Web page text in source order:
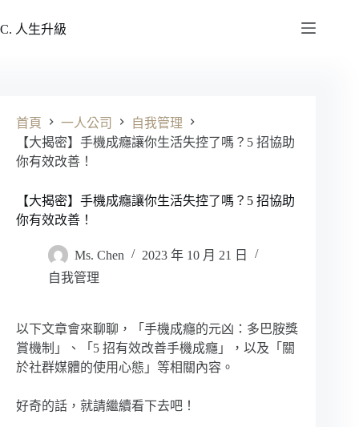
至
C. 人生升級
首頁 一人公司
自我管理
【大揭密】手機成癮讓你生活失控了嗎？5 招協助
你有效改善！
【大揭密】手機成癮讓你生活失控了嗎？5 招協助
你有效改善！
Ms. Chen
2023 年 10 月 21 日
自我管理
以下文章會來聊聊，「手機成癮的元凶：多巴胺獎
賞機制」、「5 招有效改善手機成癮」，以及「關
於社群媒體的使用心態」等相關內容。
好奇的話，就請繼續看下去吧！